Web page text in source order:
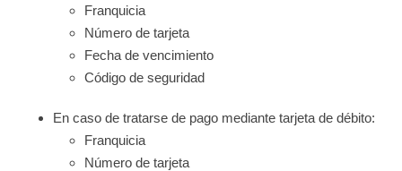
Franquicia
Número de tarjeta
Fecha de vencimiento
Código de seguridad
En caso de tratarse de pago mediante tarjeta de débito:
Franquicia
Número de tarjeta